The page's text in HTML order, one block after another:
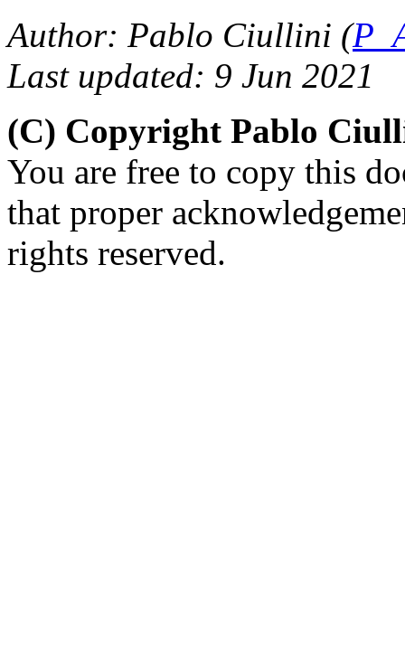
Author: Pablo Ciullini (
Last updated: 9 Jun 2021
(C) Copyright Pablo
You are free to copy this
that proper
rights reserved.